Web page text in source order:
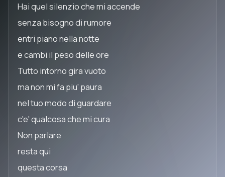
Hai quel silenzio che mi accende
senza bisogno di rumore
entri piano nella notte
e cambi il peso delle ore
Tutto intorno gira vuoto
ma non mi fa piu' paura
nel tuo modo di guardare
c'e' qualcosa che mi cura
Non parlare
resta qui
questa corsa